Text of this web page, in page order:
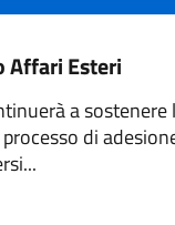
Affari Esteri
a sostenere
di